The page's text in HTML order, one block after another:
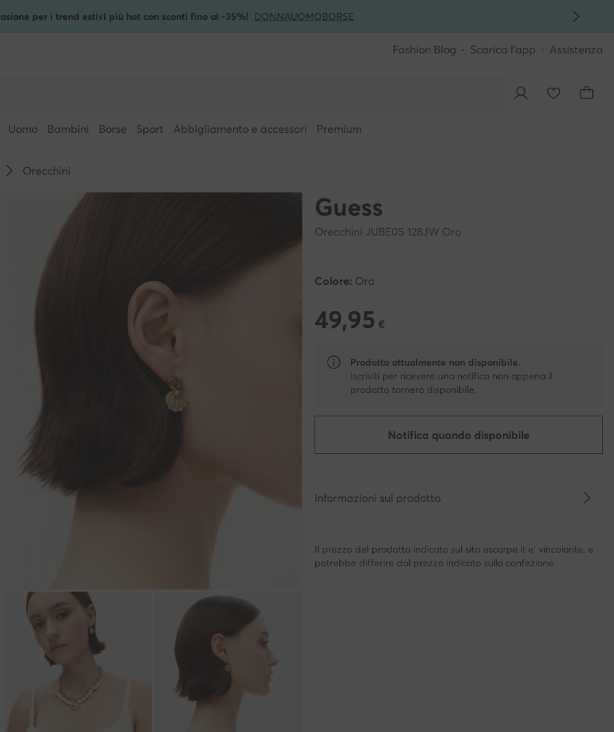
per i trend estivi più hot con sconti fino al -35%! DONNAUOMOBORSE
Fashion Blog Scarica l'app Assistenza
Uomo Bambini Borse Sport Abbigliamento e accessori Premium
Orecchini
Guess
Orecchini JUBE05 128JW Oro
Colore: Oro
49,95 €
49,95 €
Prodotto attualmente non disponibile.
Iscriviti per ricevere una notifica non appena il
prodotto tornerà disponibile.
Notifica quando disponibile
Informazioni sul prodotto
Il prezzo del prodotto indicato sul sito escarpe.it e' vincolante, e
potrebbe differire dal prezzo indicato sulla confezione.